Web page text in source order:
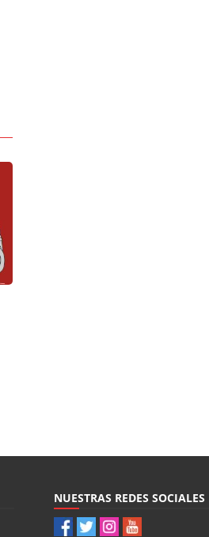
NUESTRAS REDES SOCIALES